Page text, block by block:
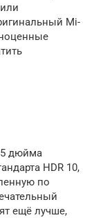
Mi-
дюйма
HDR 10,
по
ещё лучше,